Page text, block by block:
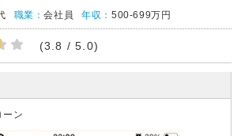
職業：会社員 年収：500-699万円
(3.8 / 5.0)
ン